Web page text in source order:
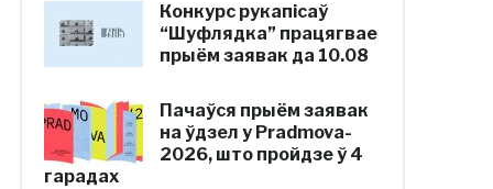
Конкурс рукапісаў
“Шуфлядка” працягвае
прыём заявак да 10.08
Пачаўся прыём заявак
на ўдзел у Pradmova-
2026, што пройдзе ў 4
гарадах